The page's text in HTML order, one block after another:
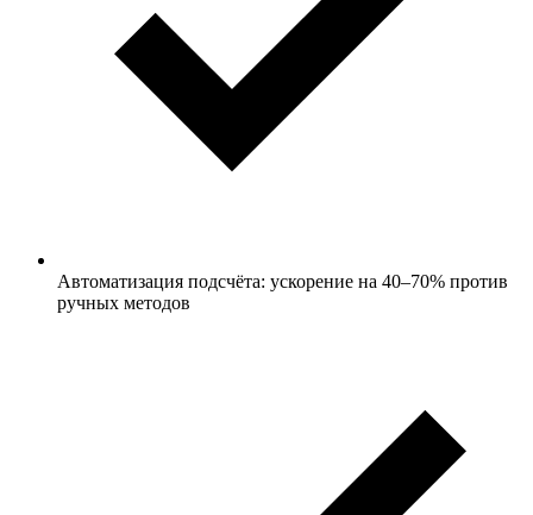
Автоматизация подсчёта: ускорение на 40–70% против
ручных методов